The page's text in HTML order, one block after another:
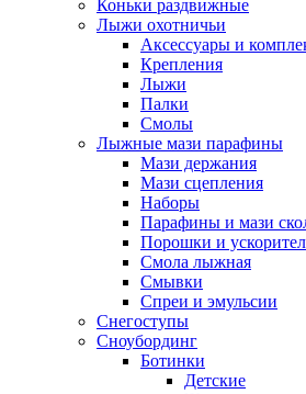
Коньки раздвижные
Лыжи охотничьи
Аксессуары и
Крепления
Лыжи
Палки
Смолы
Лыжные мази парафины
Мази держания
Мази сцепления
Наборы
Парафины и мази
Порошки и
Смола лыжная
Смывки
Спреи и эмульсии
Снегоступы
Сноубординг
Ботинки
Детские